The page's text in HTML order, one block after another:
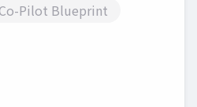
Pilot Blueprint